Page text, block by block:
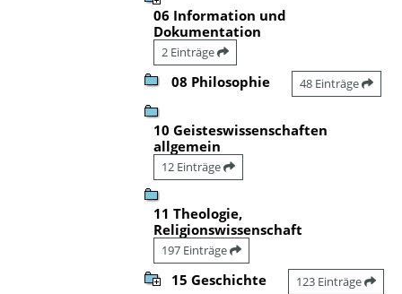
06 Information und
Dokumentation
2 Einträge
08 Philosophie 48 Einträge
10 Geisteswissenschaften
allgemein
12 Einträge
11 Theologie,
Religionswissenschaft
197 Einträge
15 Geschichte 123 Einträge